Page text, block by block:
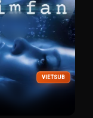
VIETSUB